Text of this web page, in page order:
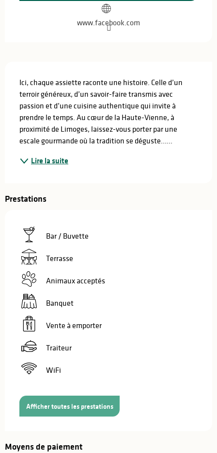
www.facebook.com
Ici, chaque assiette raconte une histoire. Celle d’un
terroir généreux, d’un savoir-faire transmis avec
passion et d’une cuisine authentique qui invite à
prendre le temps. Au cœur de la Haute-Vienne, à
proximité de Limoges, laissez-vous porter par une
escale gourmande où la tradition se déguste…...
Lire la suite
Prestations
Bar / Buvette
Terrasse
Animaux acceptés
Banquet
Vente à emporter
Traiteur
WiFi
Afficher toutes les prestations
Moyens de paiement